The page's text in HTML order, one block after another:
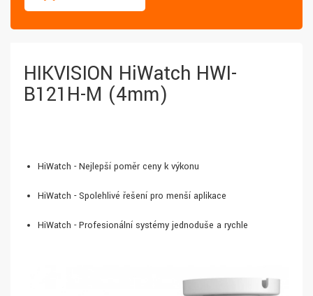
HIKVISION HiWatch HWI-
B121H-M (4mm)
HiWatch - Nejlepší poměr ceny k výkonu
HiWatch - Spolehlivé řešení pro menší aplikace
HiWatch - Profesionální systémy jednoduše a rychle